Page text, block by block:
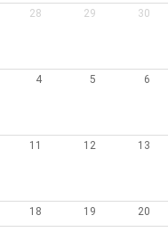
28 29 30
4 5 6
11 12 13
18 19 20